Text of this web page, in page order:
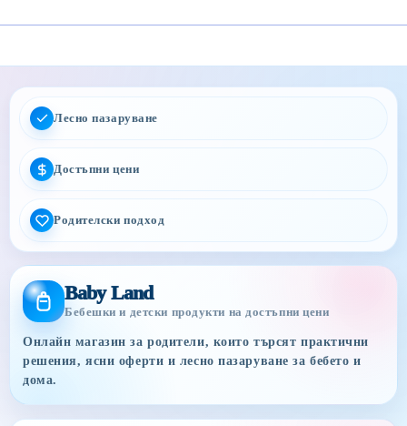
Лесно пазаруване
Достъпни цени
Родителски подход
Baby Land
Бебешки и детски продукти на достъпни цени
Онлайн магазин за родители, които търсят практични
решения, ясни оферти и лесно пазаруване за бебето и
дома.